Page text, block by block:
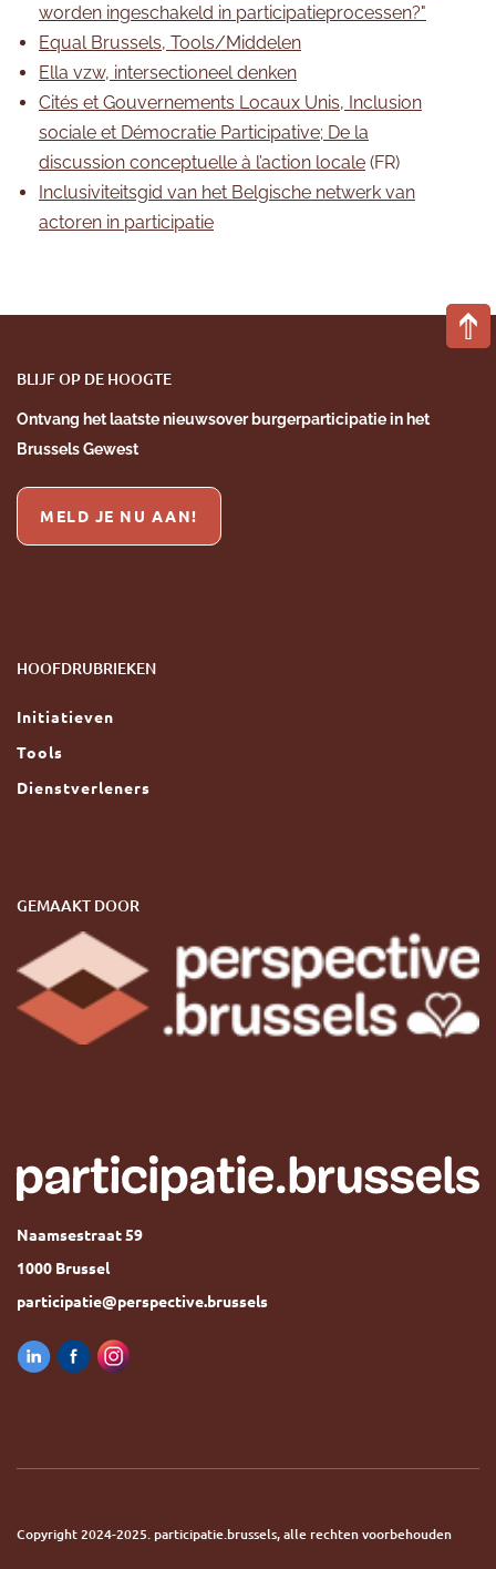
worden ingeschakeld in participatieprocessen?"
Equal Brussels, Tools/Middelen
Ella vzw, intersectioneel denken
Cités et Gouvernements Locaux Unis, Inclusion
sociale et Démocratie Participative; De la
discussion conceptuelle à l’action locale (FR)
Inclusiviteitsgid van het Belgische netwerk van
actoren in participatie
BLIJF OP DE HOOGTE
Ontvang het laatste nieuwsover burgerparticipatiein het
Brussels Gewest
MELD JE NU AAN!
HOOFDRUBRIEKEN
Initiatieven
Tools
Dienstverleners
GEMAAKT DOOR
Naamsestraat 59
1000 Brussel
participatie@perspective.brussels
Copyright 2024-2025. participatie.brussels, alle rechten voorbehouden